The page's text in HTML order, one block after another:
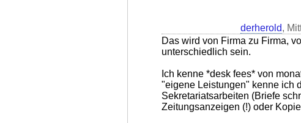
derherold,
Das wird von Firma zu Firma,
unterschiedlich sein.
Ich kenne *desk fees* von
"eigene Leistungen" kenne ich
Sekretariatsarbeiten (Briefe
Zeitungsanzeigen (!) oder